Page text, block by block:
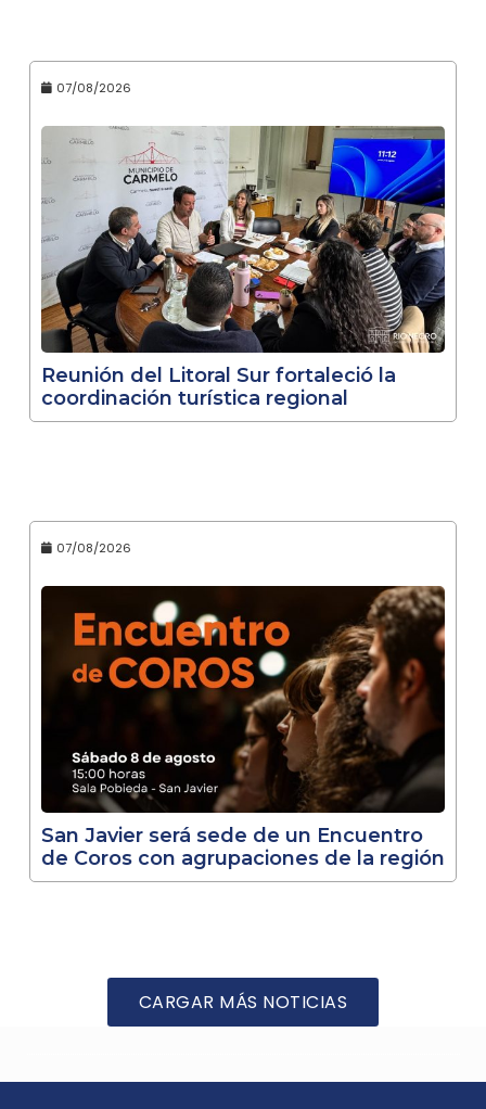
07/08/2026
Reunión del Litoral Sur fortaleció la
coordinación turística regional
07/08/2026
San Javier será sede de un Encuentro
de Coros con agrupaciones de la región
CARGAR MÁS NOTICIAS